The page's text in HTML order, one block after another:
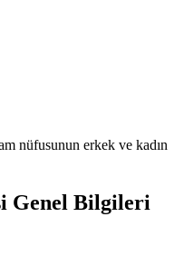
nüfusunun erkek ve kadın
Genel Bilgileri